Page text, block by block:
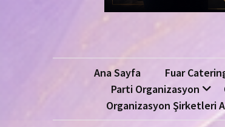
Ana Sayfa Fuar
Parti Organizasyon
Organizasyon Şirketleri